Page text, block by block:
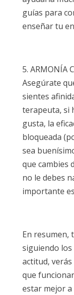
guías para
enseñar tu
5. ARMONÍA
Asegúrate
sientes
terapeuta, si
gusta, la
bloqueada
sea
que cambies
no le debes
importante
En resumen,
siguiendo los
actitud,
que
estar mejor a